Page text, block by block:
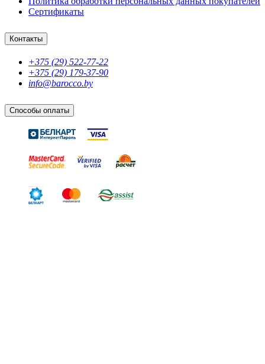
Сертификаты
Контакты
+375 (29) 522-77-22
+375 (29) 179-37-90
info@barocco.by
Способы оплаты